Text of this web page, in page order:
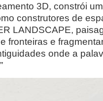
3D, constrói
construtores de
LANDSCAPE,
fronteiras e
onde a